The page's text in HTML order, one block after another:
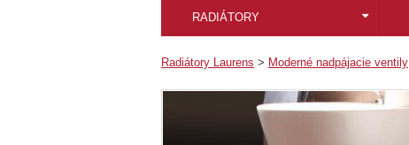
RADIÁTORY
Všetky radiátory
Kúpeľňové radiátory
Kúpeľňové retro radiátory
Radiátory Laurens > Moderné nadpájacie ventily